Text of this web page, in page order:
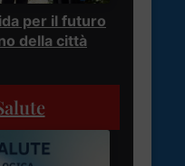
per il futuro
della città